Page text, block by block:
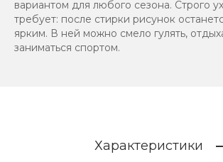
вариантом для любого сезона. Строго
требует: после стирки рисунок
ярким. В ней можно смело гулять,
заниматься спортом.
Характеристики